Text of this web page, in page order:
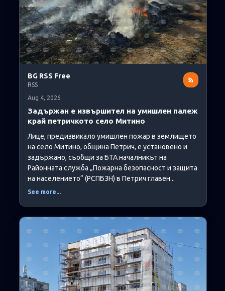
BG RSS Free
RSS
Aug 4, 2026
Задържан е извършител на умишлен палеж
край петричкото село Митино
Лице, предизвикало умишлен пожар в землището
на село Митино, община Петрич, е установено и
задържано, съобщи за БТА началникът на
Районната служба „Пожарна безопасност и защита
на населението“ (РСПБЗН) в Петрич главен...
See more...